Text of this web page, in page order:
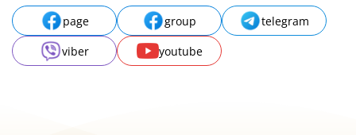
page group
telegram
viber
youtube